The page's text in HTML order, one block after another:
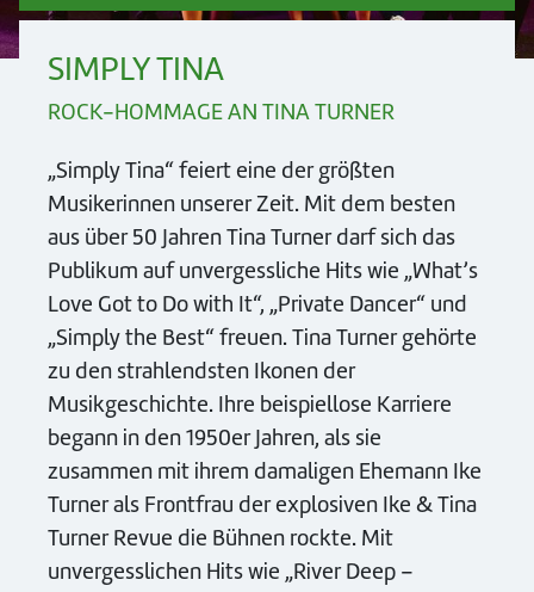
SIMPLY TINA
ROCK-HOMMAGE AN TINA TURNER
„Simply Tina“ feiert eine der größten
Musikerinnen unserer Zeit. Mit dem besten
aus über 50 Jahren Tina Turner darf sich das
Publikum auf unvergessliche Hits wie „What’s
Love Got to Do with It“, „Private Dancer“ und
„Simply the Best“ freuen. Tina Turner gehörte
zu den strahlendsten Ikonen der
Musikgeschichte. Ihre beispiellose Karriere
begann in den 1950er Jahren, als sie
zusammen mit ihrem damaligen Ehemann Ike
Turner als Frontfrau der explosiven Ike & Tina
Turner Revue die Bühnen rockte. Mit
unvergesslichen Hits wie „River Deep –